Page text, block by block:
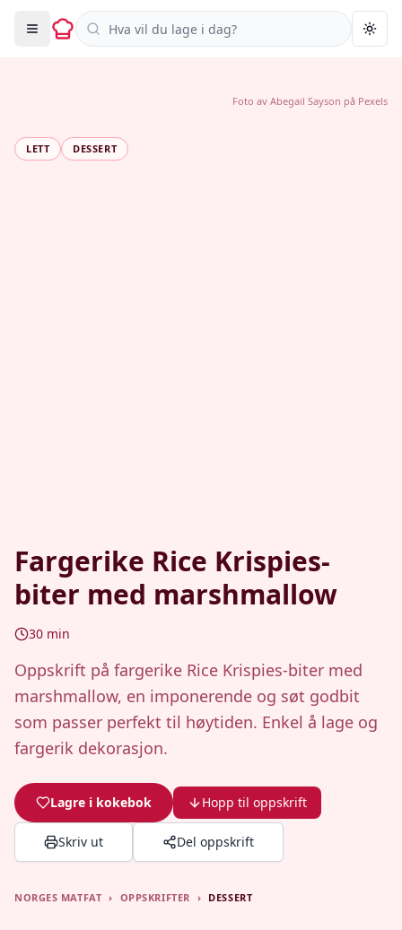
Søk i oppskrifter
LETT DESSERT
Fargerike Rice Krispies-
biter med marshmallow
30 min
Oppskrift på fargerike Rice Krispies-biter med
marshmallow, en imponerende og søt godbit
som passer perfekt til høytiden. Enkel å lage og
fargerik dekorasjon.
Lagre i kokebok Hopp til oppskrift
Skriv ut Del oppskrift
Foto av Abegail Sayson på Pexels
NORGES MATFAT › OPPSKRIFTER › DESSERT